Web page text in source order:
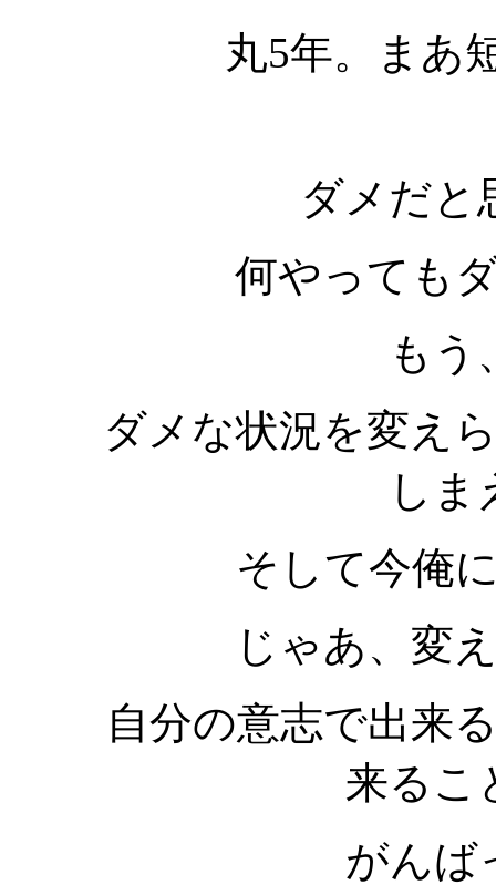
丸5年。まあ
ダメだと
何やっても
もう
ダメな状況を変え
しま
そして今俺
じゃあ、変
自分の意志で出来
来るこ
がんば